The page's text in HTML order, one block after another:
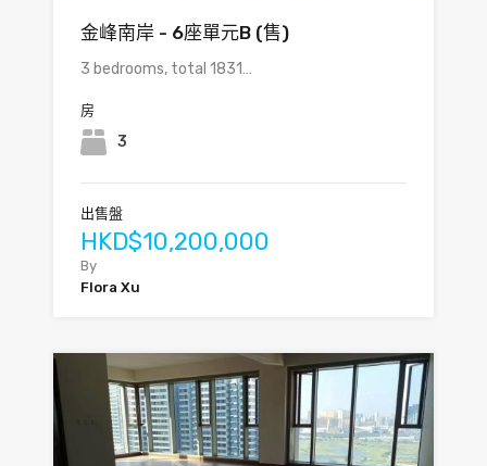
金峰南岸 - 6座單元B (售)
3 bedrooms, total 1831…
房
3
出售盤
HKD$10,200,000
By
Flora Xu